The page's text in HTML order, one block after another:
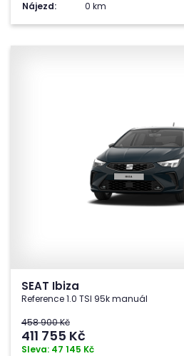
Nájezd:
0 km
SEAT Ibiza
Reference 1.0 TSI 95k manuál
458 900 Kč
411 755 Kč
Sleva: 47 145 Kč